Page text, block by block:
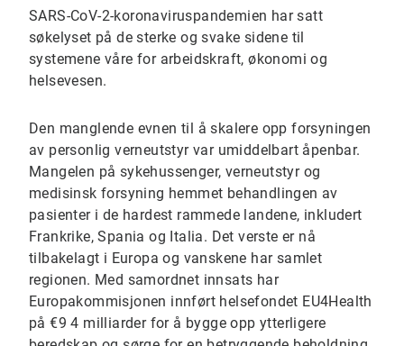
SARS-CoV-2-koronaviruspandemien har satt
søkelyset på de sterke og svake sidene til
systemene våre for arbeidskraft, økonomi og
helsevesen.
Den manglende evnen til å skalere opp forsyningen
av personlig verneutstyr var umiddelbart åpenbar.
Mangelen på sykehussenger, verneutstyr og
medisinsk forsyning hemmet behandlingen av
pasienter i de hardest rammede landene, inkludert
Frankrike, Spania og Italia. Det verste er nå
tilbakelagt i Europa og vanskene har samlet
regionen. Med samordnet innsats har
Europakommisjonen innført helsefondet EU4Health
på €9 4 milliarder for å bygge opp ytterligere